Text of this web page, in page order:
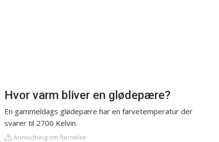
Hvor varm bliver en glødepære?
En gammeldags glødepære har en farvetemperatur der
svarer til 2700 Kelvin.
Anmodning om fjernelse